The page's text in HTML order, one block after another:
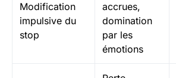
Modification
impulsive du
stop
accrues,
domination
par les
émotions